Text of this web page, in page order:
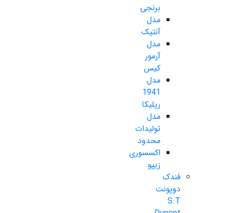
برنجی
مدل
آنتیک
مدل
آرمور
کیس
مدل
1941
رپلیکا
مدل
تولیدات
محدود
اکسسوری
زیپو
فندک
دوپونت
S.T